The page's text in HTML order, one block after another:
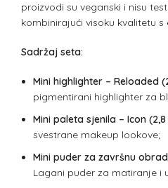
proizvodi su veganski i nisu
kombinirajući visoku kvalitetu
Sadržaj seta:
Mini highlighter – Reloaded
pigmentirani highlighter za
Mini paleta sjenila – Icon (2,8
svestrane makeup lookove;
Mini puder za završnu
Lagani puder za matiranje i